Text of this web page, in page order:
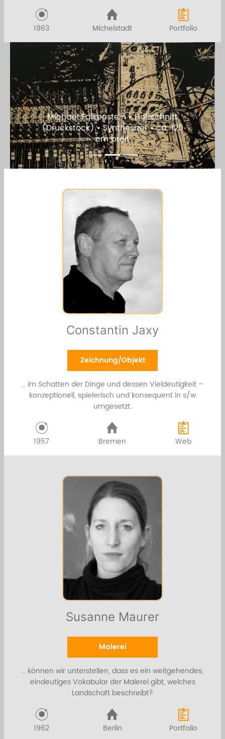
1963 Michelstadt Portfolio
Sieglinde Gros • Wellenrauschen II •
2023 • Holz, Acrylfarbe • 62 x 96 x 3
cm
Previous Next
Constantin Jaxy
Zeichnung/Objekt
… im Schatten der Dinge und dessen Vieldeutigkeit –
konzeptionell, spielerisch und konsequent in s/w
umgesetzt.
1957 Bremen Web
Susanne Maurer
Malerei
… können wir unterstellen, dass es ein weitgehendes,
eindeutiges Vokabular der Malerei gibt, welches
Landschaft beschreibt?
1962 Berlin Portfolio